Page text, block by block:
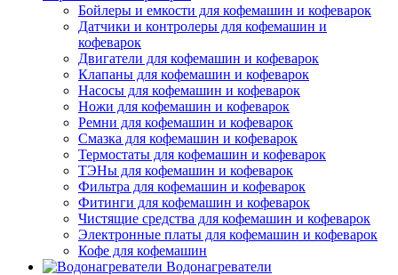
Бойлеры и емкости для кофемашин и кофеварок
Датчики и контролеры для кофемашин и
кофеварок
Двигатели для кофемашин и кофеварок
Клапаны для кофемашин и кофеварок
Насосы для кофемашин и кофеварок
Ножи для кофемашин и кофеварок
Ремни для кофемашин и кофеварок
Смазка для кофемашин и кофеварок
Термостаты для кофемашин и кофеварок
ТЭНы для кофемашин и кофеварок
Фильтра для кофемашин и кофеварок
Фитинги для кофемашин и кофеварок
Чистящие средства для кофемашин и кофеварок
Электронные платы для кофемашин и кофеварок
Кофе для кофемашин
Водонагреватели